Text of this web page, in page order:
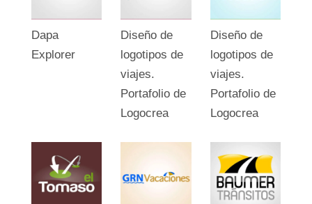
Dapa
Explorer
Diseño de
logotipos de
viajes.
Portafolio de
Logocrea
Diseño de
logotipos de
viajes.
Portafolio de
Logocrea